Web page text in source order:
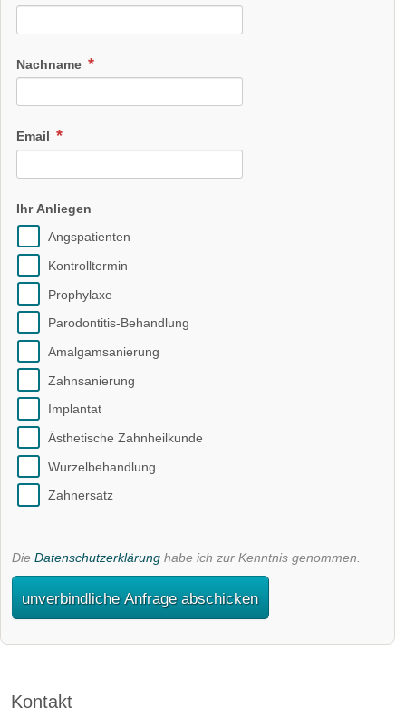
Nachname
Email
Ihr Anliegen
Angspatienten
Kontrolltermin
Prophylaxe
Parodontitis-Behandlung
Amalgamsanierung
Zahnsanierung
Implantat
Ästhetische Zahnheilkunde
Wurzelbehandlung
Zahnersatz
Die Datenschutzerklärung habe ich zur Kenntnis genommen.
unverbindliche Anfrage abschicken
Kontakt